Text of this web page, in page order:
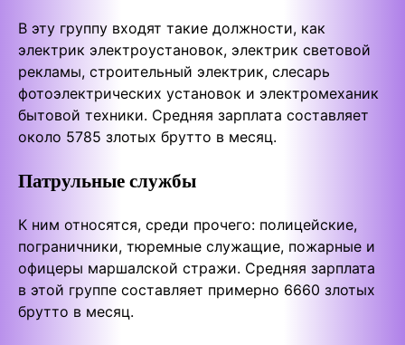
В эту группу входят такие должности, как
электрик электроустановок, электрик световой
рекламы, строительный электрик, слесарь
фотоэлектрических установок и электромеханик
бытовой техники. Средняя зарплата составляет
около 5785 злотых брутто в месяц.
Патрульные службы
К ним относятся, среди прочего: полицейские,
пограничники, тюремные служащие, пожарные и
офицеры маршалской стражи. Средняя зарплата
в этой группе составляет примерно 6660 злотых
брутто в месяц.